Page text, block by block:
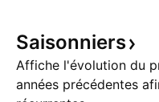
Saisonniers
Affiche l'évolution du
années précédentes